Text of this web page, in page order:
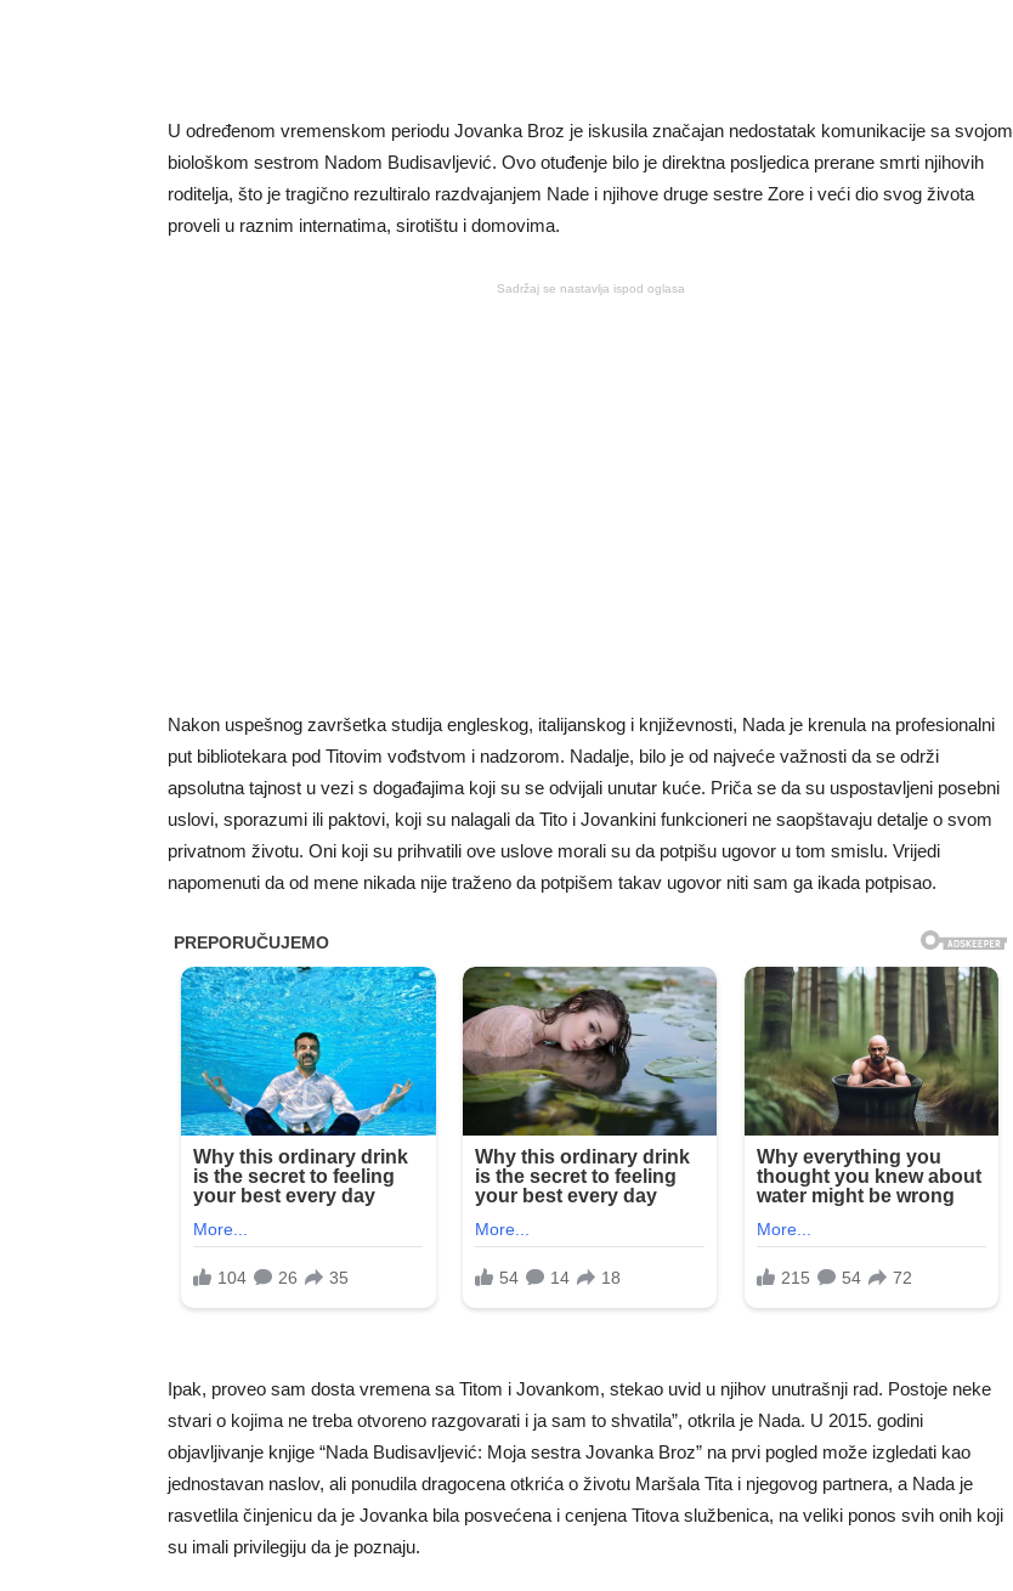
U određenom vremenskom periodu Jovanka Broz je iskusila značajan nedostatak komunikacije sa svojom
biološkom sestrom Nadom Budisavljević. Ovo otuđenje bilo je direktna posljedica prerane smrti njihovih
roditelja, što je tragično rezultiralo razdvajanjem Nade i njihove druge sestre Zore i veći dio svog života
proveli u raznim internatima, sirotištu i domovima.
Sadržaj se nastavlja ispod oglasa
Nakon uspešnog završetka studija engleskog, italijanskog i književnosti, Nada je krenula na profesionalni
put bibliotekara pod Titovim vođstvom i nadzorom. Nadalje, bilo je od najveće važnosti da se održi
apsolutna tajnost u vezi s događajima koji su se odvijali unutar kuće. Priča se da su uspostavljeni posebni
uslovi, sporazumi ili paktovi, koji su nalagali da Tito i Jovankini funkcioneri ne saopštavaju detalje o svom
privatnom životu. Oni koji su prihvatili ove uslove morali su da potpišu ugovor u tom smislu. Vrijedi
napomenuti da od mene nikada nije traženo da potpišem takav ugovor niti sam ga ikada potpisao.
Ipak, proveo sam dosta vremena sa Titom i Jovankom, stekao uvid u njihov unutrašnji rad. Postoje neke
stvari o kojima ne treba otvoreno razgovarati i ja sam to shvatila”, otkrila je Nada. U 2015. godini
objavljivanje knjige “Nada Budisavljević: Moja sestra Jovanka Broz” na prvi pogled može izgledati kao
jednostavan naslov, ali ponudila dragocena otkrića o životu Maršala Tita i njegovog partnera, a Nada je
rasvetlila činjenicu da je Jovanka bila posvećena i cenjena Titova službenica, na veliki ponos svih onih koji
su imali privilegiju da je poznaju.